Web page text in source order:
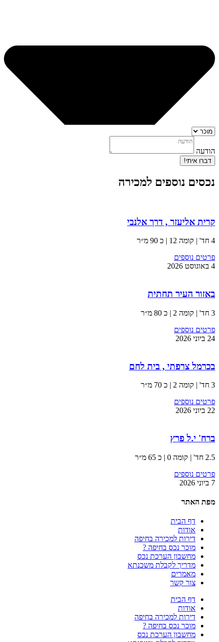
הודעה
דברו איתי!
נכסים נוספים למכירה
קרית אליעזר , דרך אלנבי
4 חד' | קומה 12 | כ 90 מ״ר
פרטים נוספים
4 באוגוסט 2026
באזור העיר תחתית
3 חד' | קומה 2 | כ 80 מ״ר
פרטים נוספים
24 ביוני 2026
בכרמל צרפתי , בית לחם
3 חד' | קומה 2 | כ 70 מ״ר
פרטים נוספים
22 ביוני 2026
ברח' י.ל פרץ
2.5 חד' | קומה 0 | כ 65 מ״ר
פרטים נוספים
7 ביוני 2026
מפת האתר
דף הבית
אודות
דירות למכירה בחיפה
מוכר נכס בחיפה ?
מחשבון הערכת נכס
מדריך לקבלת משכנתא
מאמרים
צור קשר
דף הבית
אודות
דירות למכירה בחיפה
מוכר נכס בחיפה ?
מחשבון הערכת נכס